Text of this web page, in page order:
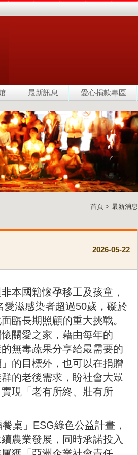
最新訊息 愛心捐款專區
首頁 > 最新消息
2026-05-22
本國籍懷孕移工及孩童，
滋感染者超過50歲，礙於
臨長期照顧的重大挑戰。
關愛之家，藉由每年的
無毒蔬果分享給最需要的
的目標外，也可以在捐贈
的老後需求，盼社會大眾
現「老有所終、壯有所
桌」ESG綠色公益計畫，
農業發展，同時承諾投入